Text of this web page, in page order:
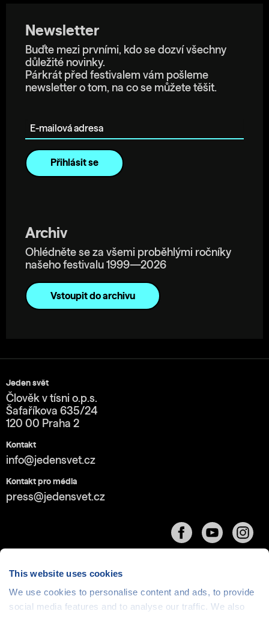
This website uses cookies
We use cookies to personalise content and ads, to provide
social media features and to analyse our traffic. We also
Newsletter
Buďte mezi prvními, kdo se dozví všechny
důležité novinky.
Párkrát před festivalem vám pošleme
newsletter o tom, na co se můžete těšit.
Archiv
Ohlédněte se za všemi proběhlými ročníky
našeho festivalu 1999—2026
Vstoupit do archivu
Jeden svět
Člověk v tísni o.p.s.
Šafaříkova 635/24
120 00 Praha 2
Kontakt
info@jedensvet.cz
Kontakt pro média
press@jedensvet.cz
Cookies| © 1999-2026 Člověk v tísni o.p.s., web běží